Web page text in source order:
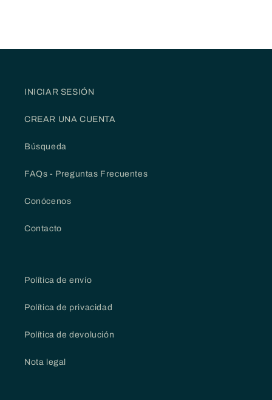
INICIAR SESIÓN
CREAR UNA CUENTA
Búsqueda
FAQs - Preguntas Frecuentes
Conócenos
Contacto
Política de envío
Política de privacidad
Política de devolución
Nota legal